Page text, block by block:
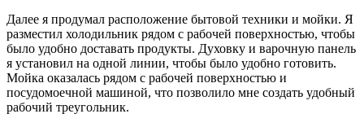
Далее я продумал расположение бытовой техники и мойки. Я
разместил холодильник рядом с рабочей поверхностью, чтобы
было удобно доставать продукты. Духовку и варочную панель
я установил на одной линии, чтобы было удобно готовить.
Мойка оказалась рядом с рабочей поверхностью и
посудомоечной машиной, что позволило мне создать удобный
рабочий треугольник.